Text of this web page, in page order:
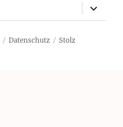
öffnen
Datenschutz
Stolz